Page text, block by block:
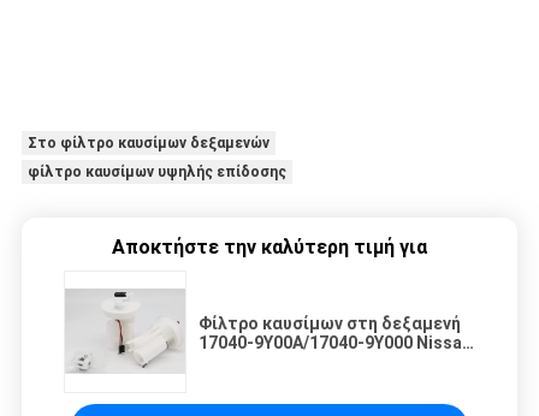
Στο φίλτρο καυσίμων δεξαμενών
φίλτρο καυσίμων υψηλής επίδοσης
Αποκτήστε την καλύτερη τιμή για
Φίλτρο καυσίμων στη δεξαμενή
17040-9Y00A/17040-9Y000 Nissan